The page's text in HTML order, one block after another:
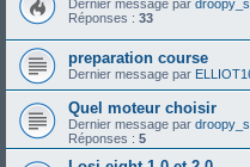
Dernier message par
Réponses : 33
preparation course
Dernier message par
Quel moteur choisir
Dernier message par
Réponses : 5